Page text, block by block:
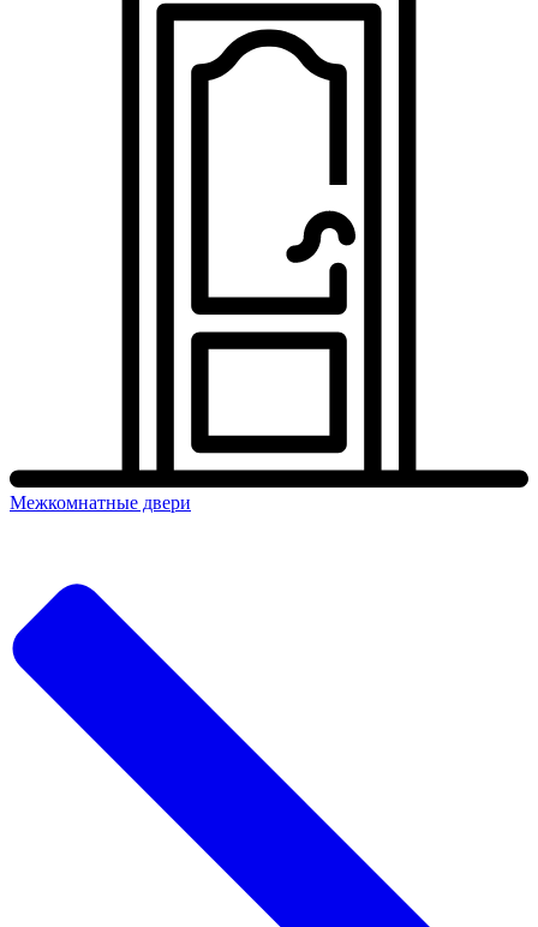
Межкомнатные двери